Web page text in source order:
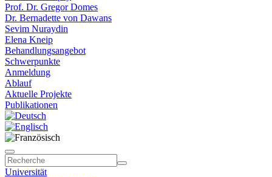
Prof. Dr. Gregor Domes
Dr. Bernadette von Dawans
Sevim Nuraydin
Elena Kneip
Behandlungsangebot
Schwerpunkte
Anmeldung
Ablauf
Aktuelle Projekte
Publikationen
Universität